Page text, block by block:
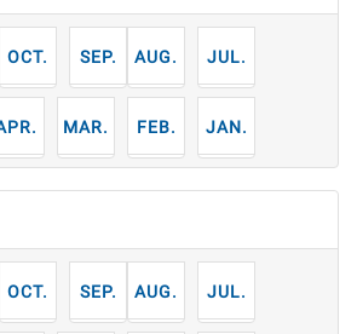
10月 9月 8月 7月
4月 3月 2月 1月
10月 9月 8月 7月